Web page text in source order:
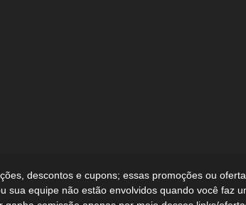
descontos e cupons; essas promoções ou
sua equipe não estão envolvidos quando você faz